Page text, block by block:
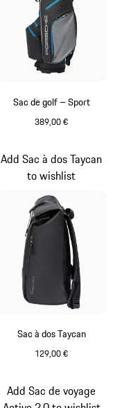
Sac de golf – Sport
389,00 €
Sac à dos Taycan
129,00 €
Add Sac à dos Taycan
to wishlist
Add Sac de voyage